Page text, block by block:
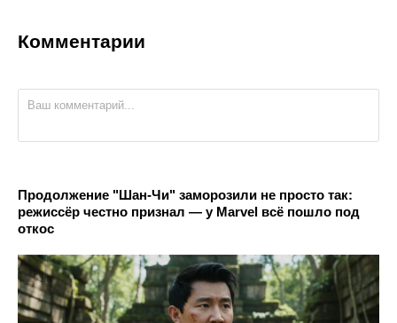
Комментарии
Продолжение "Шан-Чи" заморозили не просто так:
режиссёр честно признал — у Marvel всё пошло под
откос